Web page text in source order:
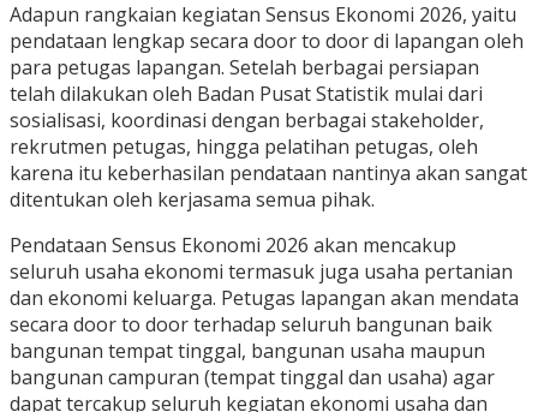
Adapun rangkaian kegiatan Sensus Ekonomi 2026, yaitu
pendataan lengkap secara door to door di lapangan oleh
para petugas lapangan. Setelah berbagai persiapan
telah dilakukan oleh Badan Pusat Statistik mulai dari
sosialisasi, koordinasi dengan berbagai stakeholder,
rekrutmen petugas, hingga pelatihan petugas, oleh
karena itu keberhasilan pendataan nantinya akan sangat
ditentukan oleh kerjasama semua pihak.
Pendataan Sensus Ekonomi 2026 akan mencakup
seluruh usaha ekonomi termasuk juga usaha pertanian
dan ekonomi keluarga. Petugas lapangan akan mendata
secara door to door terhadap seluruh bangunan baik
bangunan tempat tinggal, bangunan usaha maupun
bangunan campuran (tempat tinggal dan usaha) agar
dapat tercakup seluruh kegiatan ekonomi usaha dan